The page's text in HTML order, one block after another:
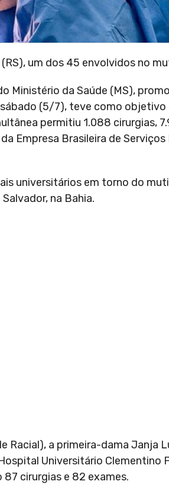
um dos 45 envolvidos no
Ministério da Saúde (MS),
(5/7), teve como
permitiu 1.088 cirurgias,
Empresa Brasileira de Serviços
universitários em torno do
na Bahia.
Racial), a primeira-dama Janja
Universitário Clementino
cirurgias e 82 exames.